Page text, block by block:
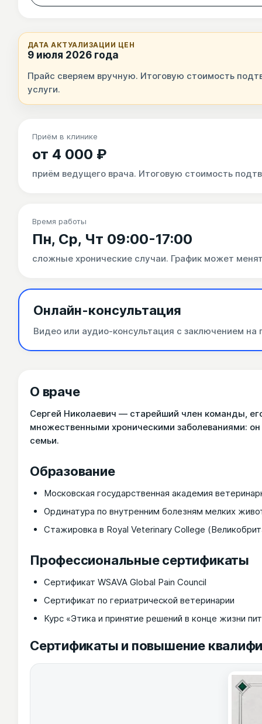
ДАТА АКТУАЛИЗАЦИИ ЦЕН
9 июля 2026 года
Прайс сверяем вручную. Итоговую стоимость
услуги.
Приём в клинике
от 4 000 ₽
приём ведущего врача. Итоговую стоимость
Время работы
Пн, Ср, Чт 09:00-17:00
сложные хронические случаи. График может
Онлайн-консультация
Видео или аудио-консультация с заключением на
О враче
Сергей Николаевич — старейший член команды,
множественными хроническими заболеваниями:
семьи.
Образование
Московская государственная академия
Ординатура по внутренним болезням мелких
Стажировка в Royal Veterinary College
Профессиональные сертификаты
Сертификат WSAVA Global Pain Council
Сертификат по гериатрической ветеринарии
Курс «Этика и принятие решений в конце жизни
Сертификаты и повышение